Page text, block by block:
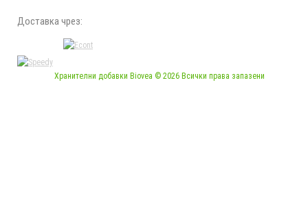
Доставка чрез:
Хранителни добавки Biovea © 2026 Всички права запазени